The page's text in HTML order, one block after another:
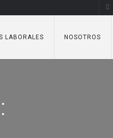
LABORALES NOSOTROS